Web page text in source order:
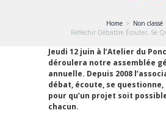
Home
Non classé
Réfléchir Débattre Écouter, Se
Jeudi 12 juin à l’Atelier du
déroulera notre assemblée
annuelle. Depuis 2008
débat, écoute, se questionne,
pour qu’un projet soit
chacun.